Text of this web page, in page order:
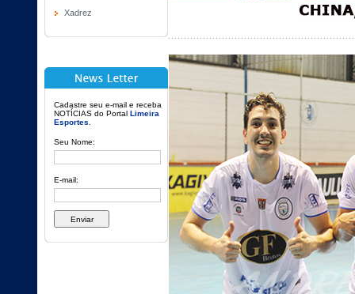
Xadrez
Cadastre seu e-mail e receba
NOTÍCIAS do Portal Limeira
Esportes
Seu Nome:
E-mail: